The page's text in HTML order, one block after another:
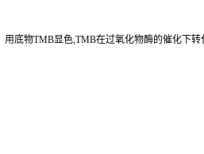
用底物TMB显色,TMB在过氧化物酶的催化下转